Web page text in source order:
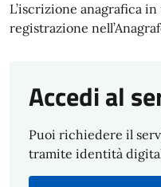
L’iscrizione anagrafica
registrazione
Accedi al
Puoi richiedere il
tramite identità